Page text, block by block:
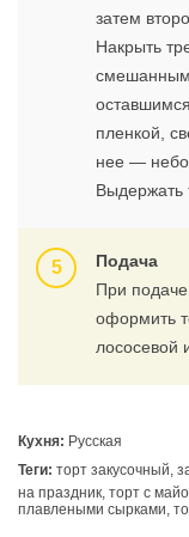
затем
Накрыть
пленкой,
нее —
Выдержать
Подача
При подаче
оформить
лососевой
Кухня: Русская
Теги: торт закусочный,
на праздник, торт с
плавлеными сырками,